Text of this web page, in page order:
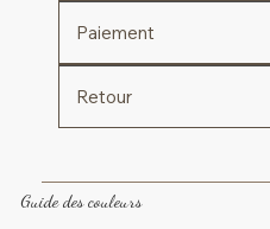
Paiement
Retour
Guide des couleurs